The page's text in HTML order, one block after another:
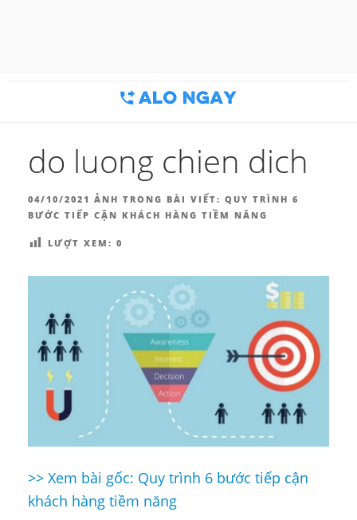
do luong chien dich
ĐĂNG
TRONG
04/10/2021 ẢNH TRONG BÀI VIẾT: QUY TRÌNH 6
BƯỚC TIẾP CẬN KHÁCH HÀNG TIỀM NĂNG
LƯỢT XEM: 0
Điều
>> Xem bài gốc: Quy trình 6 bước tiếp cận
khách hàng tiềm năng